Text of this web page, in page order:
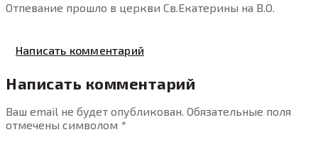
Отпевание прошло в церкви Св.Екатерины на В.О.
Написать комментарий
Написать комментарий
Ваш email не будет опубликован. Обязательные поля
отмечены символом *